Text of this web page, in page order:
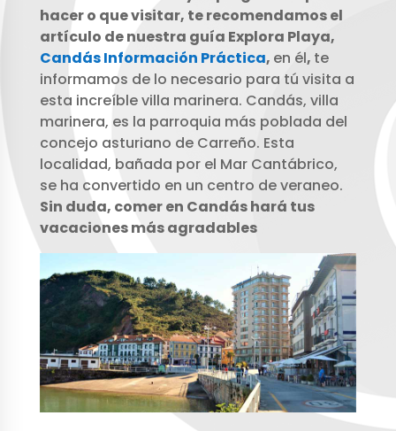
hacer o que visitar, te recomendamos el
artículo de nuestra guía Explora Playa,
Candás Información Práctica, en él, te
informamos de lo necesario para tú visita a
esta increíble villa marinera. Candás, villa
marinera, es la parroquia más poblada del
concejo asturiano de Carreño. Esta
localidad, bañada por el Mar Cantábrico,
se ha convertido en un centro de veraneo.
Sin duda, comer en Candás hará tus
vacaciones más agradables